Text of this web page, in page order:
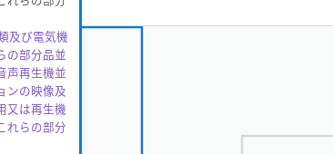
及び電気機
の部分品並
声再生機並
ンの映像及
又は再生機
れらの部分